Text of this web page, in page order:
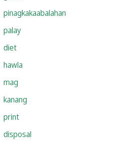
pinagkakaabalahan
palay
diet
hawla
mag
kanang
print
disposal